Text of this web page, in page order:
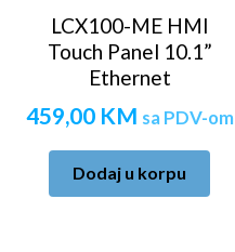
LCX100-ME HMI
Touch Panel 10.1”
Ethernet
459,00 KM sa PDV-om
Dodaj u korpu